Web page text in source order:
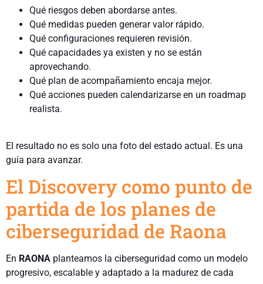
Qué riesgos deben abordarse antes.
Qué medidas pueden generar valor rápido.
Qué configuraciones requieren revisión.
Qué capacidades ya existen y no se están
aprovechando.
Qué plan de acompañamiento encaja mejor.
Qué acciones pueden calendarizarse en un roadmap
realista.
El resultado no es solo una foto del estado actual. Es una
guía para avanzar.
El Discovery como punto de
partida de los planes de
ciberseguridad de Raona
En RAONA planteamos la ciberseguridad como un modelo
progresivo, escalable y adaptado a la madurez de cada